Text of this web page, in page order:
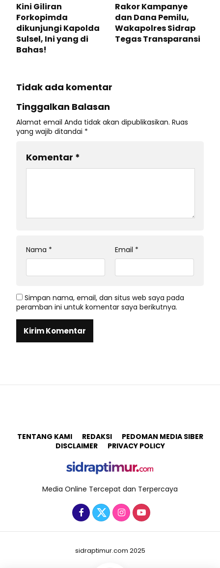
Kini Giliran
Forkopimda
dikunjungi Kapolda
Sulsel, Ini yang di
Bahas!
Rakor Kampanye
dan Dana Pemilu,
Wakapolres Sidrap
Tegas Transparansi
Tidak ada komentar
Tinggalkan Balasan
Alamat email Anda tidak akan dipublikasikan. Ruas
yang wajib ditandai *
Komentar *
Nama * Email *
Simpan nama, email, dan situs web saya pada
peramban ini untuk komentar saya berikutnya.
TENTANG KAMI REDAKSI
PEDOMAN MEDIA SIBER
DISCLAIMER
PRIVACY POLICY
Media Online Tercepat dan Terpercaya
sidraptimur.com 2025